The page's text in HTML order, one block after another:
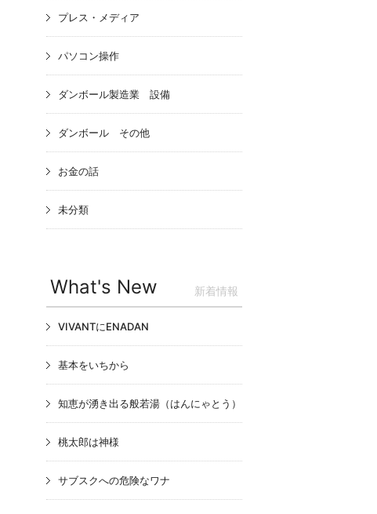
プレス・メディア
パソコン操作
ダンボール製造業 設備
ダンボール その他
お金の話
未分類
What's New 新着情報
VIVANTにENADAN
基本をいちから
知恵が湧き出る般若湯（はんにゃとう）
桃太郎は神様
サブスクへの危険なワナ